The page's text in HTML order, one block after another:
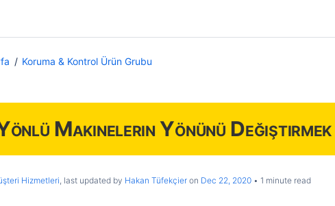
Koruma & Kontrol Ürün Grubu
Makinelerin Yönünü
Hizmetleri, last updated by Hakan Tüfekçier on Dec 22, 2020 1 minute read